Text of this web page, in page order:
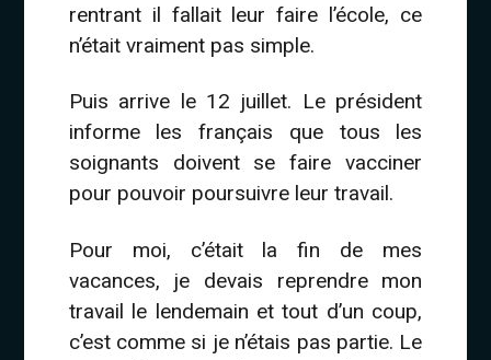
rentrant il fallait leur faire l’école, ce
n’était vraiment pas simple.
Puis arrive le 12 juillet. Le président
informe les français que tous les
soignants doivent se faire vacciner
pour pouvoir poursuivre leur travail.
Pour moi, c’était la fin de mes
vacances, je devais reprendre mon
travail le lendemain et tout d’un coup,
c’est comme si je n’étais pas partie. Le